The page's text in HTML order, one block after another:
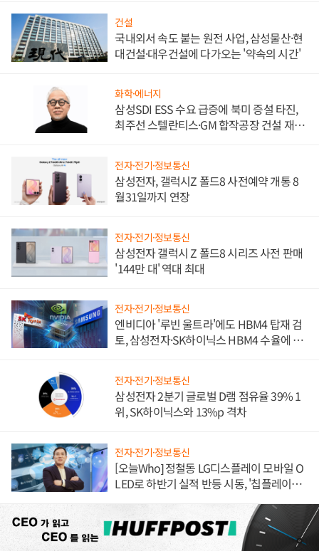
건설
국내외서 속도 붙는 원전 사업, 삼성물산·현
대건설·대우건설에 다가오는 '약속의 시간'
화학·에너지
삼성SDI ESS 수요 급증에 북미 증설 타진,
최주선 스텔란티스·GM 합작공장 건설 재추
전자·전기·정보통신
삼성전자, 갤럭시Z 폴드8 사전예약 개통 8
월31일까지 연장
전자·전기·정보통신
삼성전자 갤럭시 Z 폴드8 시리즈 사전 판매
'144만 대' 역대 최대
전자·전기·정보통신
엔비디아 '루빈 울트라'에도 HBM4 탑재 검
토, 삼성전자·SK하이닉스 HBM4 수율에 주
전자·전기·정보통신
삼성전자 2분기 글로벌 D램 점유율 39% 1
위, SK하이닉스와 13%p 격차
전자·전기·정보통신
[오늘Who] 정철동 LG디스플레이 모바일 O
LED로 하반기 실적 반등 시동, '칩플레이